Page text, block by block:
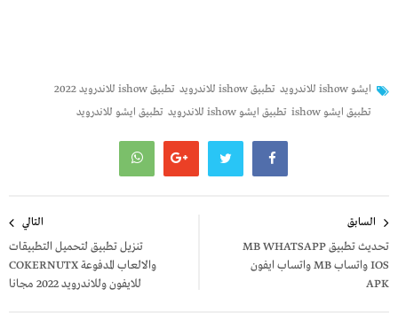
ايشو ishow للاندرويد تطبيق ishow للاندرويد
تطبيق ishow للاندرويد 2022
تطبيق ايشو ishow
تطبيق ايشو ishow للاندرويد تطبيق ايشو للاندرويد
المقالات
السابق
تحديث تطبيق MB WHATSAPP
IOS واتساب MB واتساب ايفون
APK
التالي
تنزيل تطبيق لتحميل التطبيقات
والالعاب المدفوعة COKERNUTX
للايفون وللاندرويد 2022 مجانا